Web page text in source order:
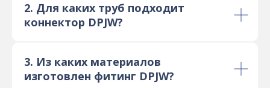
2. Для каких труб подходит
коннектор DPJW?
3. Из каких материалов
изготовлен фитинг DPJW?